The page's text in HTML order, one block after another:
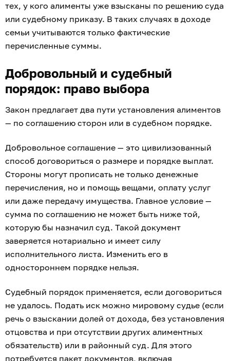
тех, у кого алименты уже взысканы по решению суда
или судебному приказу. В таких случаях в доходе
семьи учитываются только фактические
перечисленные суммы.
Добровольный и судебный
порядок: право выбора
Закон предлагает два пути установления алиментов
— по соглашению сторон или в судебном порядке.
Добровольное соглашение — это цивилизованный
способ договориться о размере и порядке выплат.
Стороны могут прописать не только денежные
перечисления, но и помощь вещами, оплату услуг
или даже передачу имущества. Главное условие —
сумма по соглашению не может быть ниже той,
которую бы назначил суд. Такой документ
заверяется нотариально и имеет силу
исполнительного листа. Изменить его в
одностороннем порядке нельзя.
Судебный порядок применяется, если договориться
не удалось. Подать иск можно мировому судье (если
речь о взыскании долей от дохода, без установления
отцовства и при отсутствии других алиментных
обязательств) или в районный суд. Для этого
потребуется пакет документов, включая